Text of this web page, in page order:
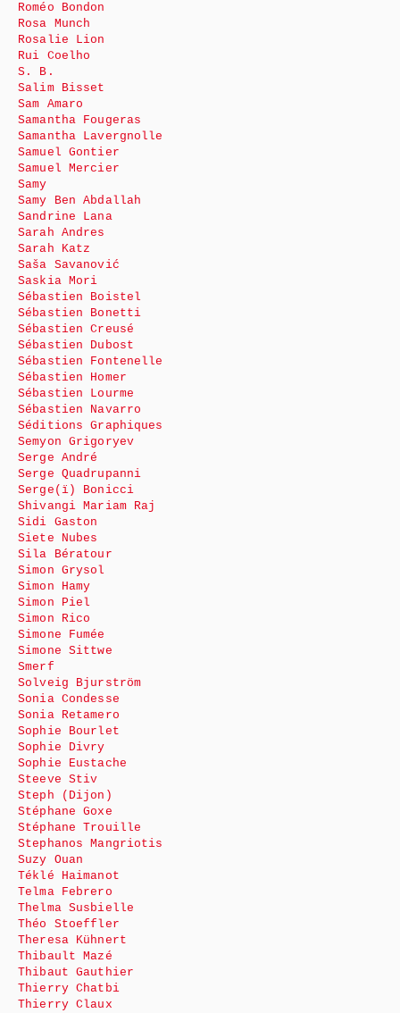
Roméo Bondon
Rosa Munch
Rosalie Lion
Rui Coelho
S. B.
Salim Bisset
Sam Amaro
Samantha Fougeras
Samantha Lavergnolle
Samuel Gontier
Samuel Mercier
Samy
Samy Ben Abdallah
Sandrine Lana
Sarah Andres
Sarah Katz
Saša Savanović
Saskia Mori
Sébastien Boistel
Sébastien Bonetti
Sébastien Creusé
Sébastien Dubost
Sébastien Fontenelle
Sébastien Homer
Sébastien Lourme
Sébastien Navarro
Séditions Graphiques
Semyon Grigoryev
Serge André
Serge Quadrupanni
Serge(ï) Bonicci
Shivangi Mariam Raj
Sidi Gaston
Siete Nubes
Sila Bératour
Simon Grysol
Simon Hamy
Simon Piel
Simon Rico
Simone Fumée
Simone Sittwe
Smerf
Solveig Bjurström
Sonia Condesse
Sonia Retamero
Sophie Bourlet
Sophie Divry
Sophie Eustache
Steeve Stiv
Steph (Dijon)
Stéphane Goxe
Stéphane Trouille
Stephanos Mangriotis
Suzy Ouan
Téklé Haimanot
Telma Febrero
Thelma Susbielle
Théo Stoeffler
Theresa Kühnert
Thibault Mazé
Thibaut Gauthier
Thierry Chatbi
Thierry Claux